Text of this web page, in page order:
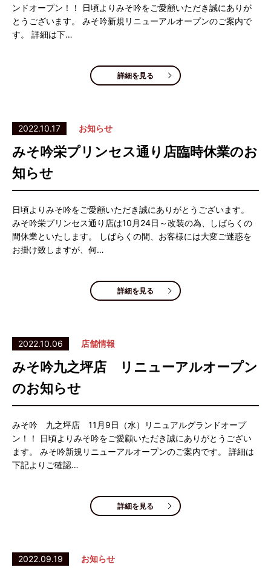
ンドオープン！！ 日頃よりみそ吟をご愛顧いただき誠にありが
とうございます。 みそ吟新規リニューアルオープンのご案内で
す。 詳細は下…
詳細を見る
2022.10.17 お知らせ
みそ吟栄プリンセス通り店臨時休業のお
知らせ
日頃よりみそ吟をご愛顧いただき誠にありがとうございます。
みそ吟栄プリンセス通り店は10月24日～改装の為、しばらくの
間休業といたします。 しばらくの間、お客様には大変ご迷惑を
お掛け致しますが、何…
詳細を見る
2022.10.06 店舗情報
みそ吟九之坪店 リニューアルオープン
のお知らせ
みそ吟 九之坪店 11月9日（水）リニュアルグランドオープ
ン！！ 日頃よりみそ吟をご愛顧いただき誠にありがとうござい
ます。 みそ吟新規リニューアルオープンのご案内です。 詳細は
下記よりご確認…
詳細を見る
2022.09.19 お知らせ